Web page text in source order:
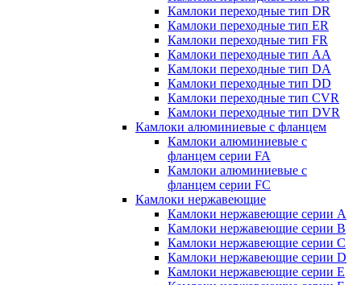
Камлоки переходные тип DR
Камлоки переходные тип ER
Камлоки переходные тип FR
Камлоки переходные тип AA
Камлоки переходные тип DA
Камлоки переходные тип DD
Камлоки переходные тип CVR
Камлоки переходные тип DVR
Камлоки алюминиевые с фланцем
Камлоки алюминиевые с
фланцем серии FA
Камлоки алюминиевые с
фланцем серии FC
Камлоки нержавеющие
Камлоки нержавеющие серии А
Камлоки нержавеющие серии В
Камлоки нержавеющие серии C
Камлоки нержавеющие серии D
Камлоки нержавеющие серии E